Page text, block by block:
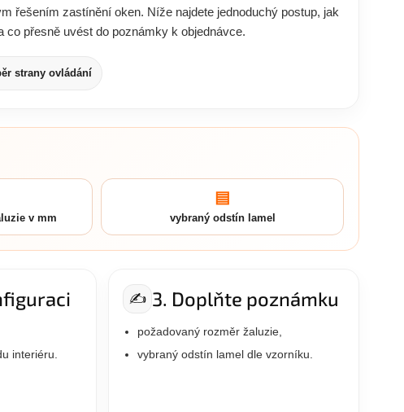
řešením zastínění oken. Níže najdete jednoduchý postup, jak
přesně uvést do poznámky k objednávce.
strany ovládání
v mm
▤
vybraný odstín lamel
interiéru.
✍️ 3. Doplňte poznámku
požadovaný rozměr žaluzie,
vybraný odstín lamel dle vzorníku.